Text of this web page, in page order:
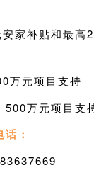
家补贴和最高
万元项目支持
500万元项目支
：
83637669